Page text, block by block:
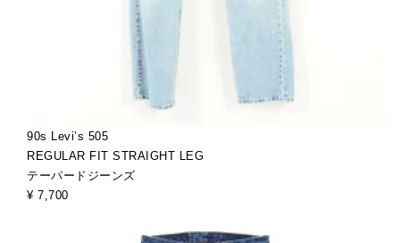
90s Levi’s 505
REGULAR FIT STRAIGHT LEG
テーパードジーンズ
¥ 7,700